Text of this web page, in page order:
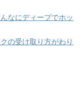
なにディープでホッ
の受け取り方がわり